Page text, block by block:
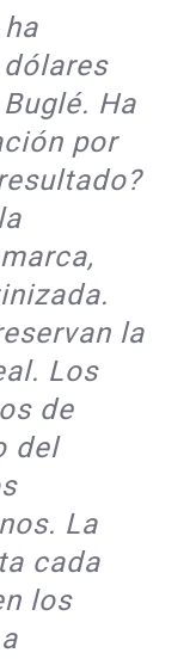
Ha
por
la
Los
de
del
La
cada
los